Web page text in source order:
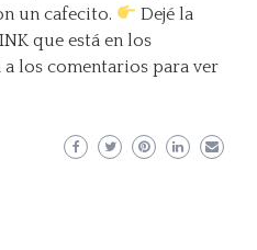
un cafecito.
Dejé la
que está en los
a los comentarios para ver